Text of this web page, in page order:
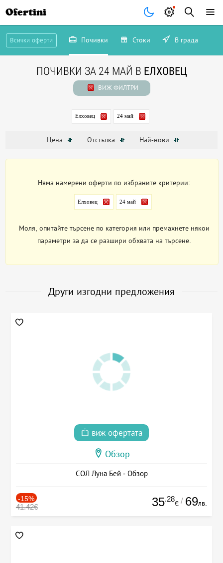
Ofertini
Всички оферти Почивки Стоки В града
ПОЧИВКИ ЗА 24 МАЙ В ЕЛХОВЕЦ
ВИЖ ФИЛТРИ
Елховец 24 май
Цена Отстъпка Най-нови
Няма намерени оферти по избраните критерии:
Елховец 24 май
Моля, опитайте търсене по категория или премахнете някои
параметри за да се разшири обхвата на търсене.
Други изгодни предложения
виж офертата
Обзор
СОЛ Луна Бей - Обзор
-15%
41.42€ 35.28
€ / 69лв.